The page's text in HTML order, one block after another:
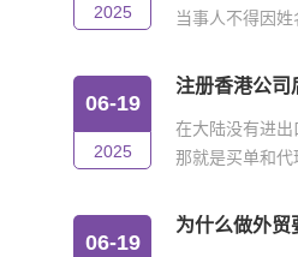
2025
当事人不得因
06-19
2025
注册香港公司
在大陆没有进出
那就是买单和代
06-19
为什么做外贸